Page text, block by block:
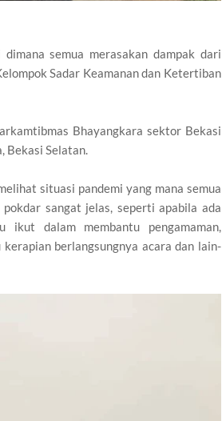
semua merasakan dampak dari
Sadar Keamanan dan Ketertiban
Bhayangkara sektor Bekasi
Bekasi Selatan.
situasi pandemi yang mana semua
sangat jelas, seperti apabila ada
ikut dalam membantu pengamaman,
berlangsungnya acara dan lain-